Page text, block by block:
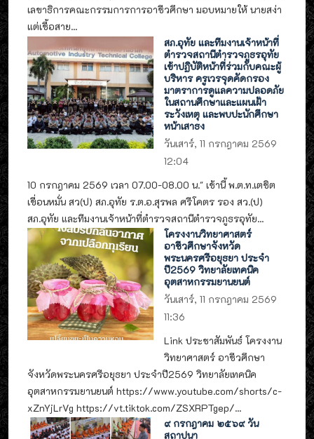
เลขาธิการคณะกรรมการการอาชีวศึกษา มอบหมายให้ นายสง่า
แต่เชื้อสาย...
สภ.อุทัย และทีมงานเจ้าหน้าที่
ตำรวจสถานีตำรวจภูธรอุทัย
เข้าปฏิบัติหน้าที่ร่วมกับคณะผู้
บริหาร ครูเวรจุดคัดกรอง
มาตราการดูแลความปลอดภัย
ในสถานศึกษาและแผนเฝ้า
ระวังเหตุ และพบปะนักศึกษา
หน้าเสาธง
วันเสาร์, 11 กรกฎาคม 2569
12:04
10 กรกฎาคม 2569 เวลา 07.00-08.00 น." เช้านี้ พ.ต.ท.เตชิต
เขื่อนหมั่น สว(ป) สภ.อุทัย ร.ต.อ.สุรพล ศรีโคตร รอง สว.(ป)
สภ.อุทัย และทีมงานเจ้าหน้าที่ตำรวจสถานีตำรวจภูธรอุทัย...
โครงงานวิทยาศาสตร์
อาชีวศึกษาจังหวัด
พระนครศรีอยุธยา ประจำ
ปี2569 วิทยาลัยเทคนิค
อุตสาหกรรมยานยนต์
วันเสาร์, 11 กรกฎาคม 2569
11:36
Link ประชาสัมพันธ์ โครงงาน
วิทยาศาสตร์ อาชีวศึกษา
จังหวัดพระนครศรีอยุธยา ประจำปี2569 วิทยาลัยเทคนิค
อุตสาหกรรมยานยนต์ https://www.youtube.com/shorts/c-
xZnYjLrVg https://vt.tiktok.com/ZSXRPTgep/...
๙ กรกฎาคม ๒๕๖๙ วัน
สถาปนา